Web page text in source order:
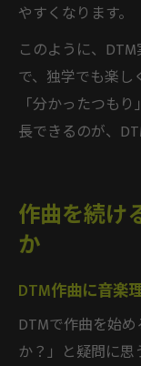
やすくなります。
このように、
で、独学でも楽し
「分かったつも
長できるのが、
作曲を続け
か
DTM作曲に音楽
DTMで作曲を始
か？」と疑問に